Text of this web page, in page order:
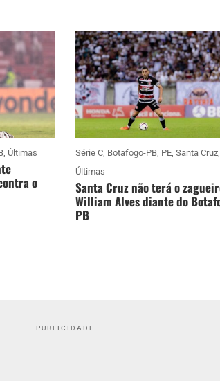
, Últimas
o
Série C, Botafogo-PB, PE, Santa Cruz,
Últimas
Santa Cruz não terá o
William Alves diante do
PB
PUBLICIDADE